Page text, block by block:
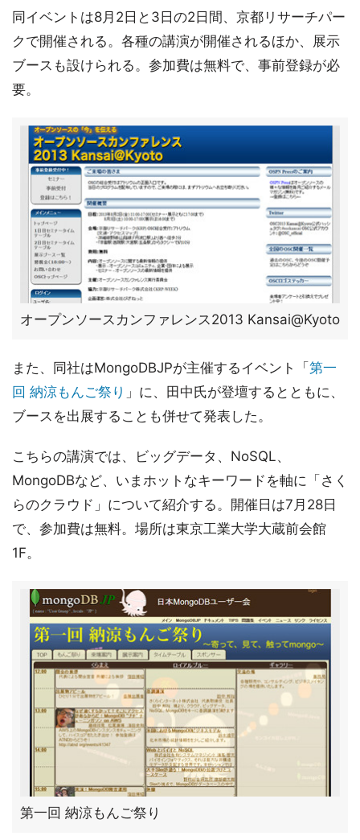
同イベントは8月2日と3日の2日間、京都リサーチパー
クで開催される。各種の講演が開催されるほか、展示
ブースも設けられる。参加費は無料で、事前登録が必
要。
オープンソースカンファレンス2013 Kansai@Kyoto
また、同社はMongoDBJPが主催するイベント「 第一
回 納涼もんご祭り 」に、田中氏が登壇するとともに、
ブースを出展することも併せて発表した。
こちらの講演では、ビッグデータ、NoSQL、
MongoDBなど、いまホットなキーワードを軸に「さく
らのクラウド」について紹介する。開催日は7月28日
で、参加費は無料。場所は東京工業大学大蔵前会館
1F。
第一回 納涼もんご祭り